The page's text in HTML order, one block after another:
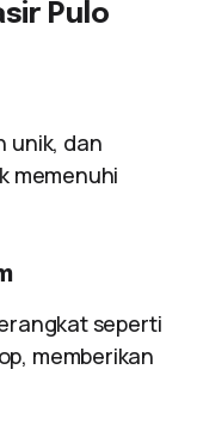
Pulo
unik, dan
memenuhi
seperti
memberikan